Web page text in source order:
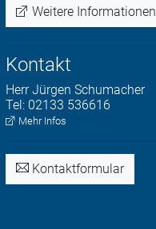
Weitere Informationen
Kontakt
Herr Jürgen Schumacher
Tel: 02133 536616
Mehr Infos
Kontaktformular